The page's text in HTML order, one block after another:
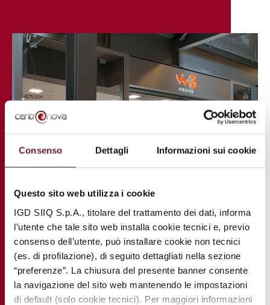
Consenso Dettagli Informazioni sui cookie
Questo sito web utilizza i cookie
IGD SIIQ S.p.A., titolare del trattamento dei dati, informa
l’utente che tale sito web installa cookie tecnici e, previo
consenso dell’utente, può installare cookie non tecnici
(es. di profilazione), di seguito dettagliati nella sezione
“preferenze”. La chiusura del presente banner consente
la navigazione del sito web mantenendo le impostazioni
di default (solo cookie tecnici). Per maggiori informazioni